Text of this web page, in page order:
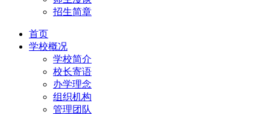
招生简章
首页
学校概况
学校简介
校长寄语
办学理念
组织机构
管理团队